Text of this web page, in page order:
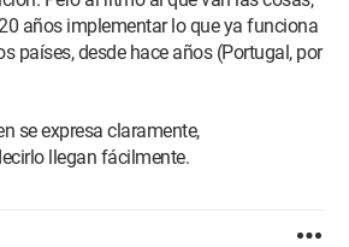
años implementar lo que ya funciona
países, desde hace años (Portugal, por
se expresa claramente,
llegan fácilmente.